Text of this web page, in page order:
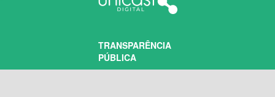
TRANSPARÊNCIA
PÚBLICA